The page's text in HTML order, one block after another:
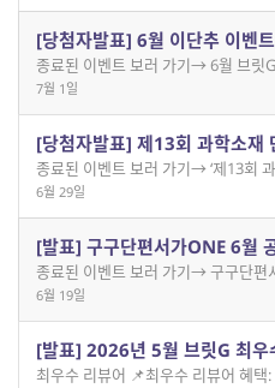
[당첨자발표] 6월 이단추 이벤
종료된 이벤트 보러 가기→ 6월 브릿
7월 1일
[당첨자발표] 제13회 과학소재
종료된 이벤트 보러 가기→ ‘제13회
6월 29일
[발표] 구구단편서가ONE 6월
종료된 이벤트 보러 가기→ 구구단편
6월 19일
[발표] 2026년 5월 브릿G 최
최우수 리뷰어 📌최우수 리뷰어 혜택